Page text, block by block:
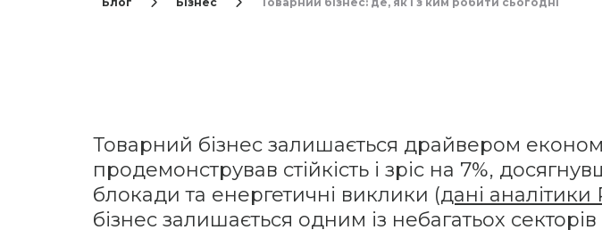
Товарний бізнес залишається драйвером
продемонстрував стійкість і зріс на 7%,
блокади та енергетичні виклики (дані
бізнес залишається одним із небагатьох